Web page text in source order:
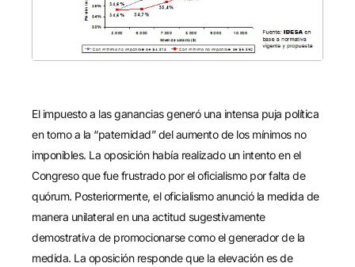
El impuesto a las ganancias generó una intensa puja política
en torno a la “paternidad” del aumento de los mínimos no
imponibles. La oposición había realizado un intento en el
Congreso que fue frustrado por el oficialismo por falta de
quórum. Posteriormente, el oficialismo anunció la medida de
manera unilateral en una actitud sugestivamente
demostrativa de promocionarse como el generador de la
medida. La oposición responde que la elevación es de